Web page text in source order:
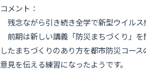
コメント：
残念ながら引き続き全学で新型ウイル
前期は新しい講義「防災まちづくり」
したまちづくりのあり方を都市防災コー
意見を伝える練習になったようです。